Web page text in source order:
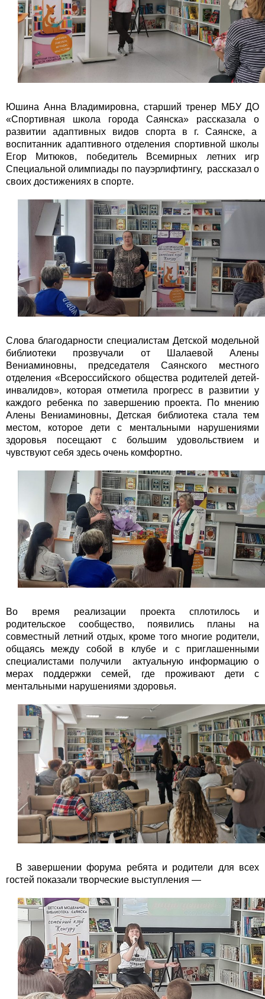
Юшина Анна Владимировна, старший тренер МБУ ДО
«Спортивная школа города Саянска» рассказала о
развитии адаптивных видов спорта в г. Саянске, а
воспитанник адаптивного отделения спортивной школы
Егор Митюков, победитель Всемирных летних игр
Специальной олимпиады по пауэрлифтингу, рассказал о
своих достижениях в спорте.
Слова благодарности специалистам Детской модельной
библиотеки прозвучали от Шалаевой Алены
Вениаминовны, председателя Саянского местного
отделения «Всероссийского общества родителей детей-
инвалидов», которая отметила прогресс в развитии у
каждого ребенка по завершению проекта. По мнению
Алены Вениаминовны, Детская библиотека стала тем
местом, которое дети с ментальными нарушениями
здоровья посещают с большим удовольствием и
чувствуют себя здесь очень комфортно.
Во время реализации проекта сплотилось и
родительское сообщество, появились планы на
совместный летний отдых, кроме того многие родители,
общаясь между собой в клубе и с приглашенными
специалистами получили актуальную информацию о
мерах поддержки семей, где проживают дети с
ментальными нарушениями здоровья.
В завершении форума ребята и родители для всех
гостей показали творческие выступления —